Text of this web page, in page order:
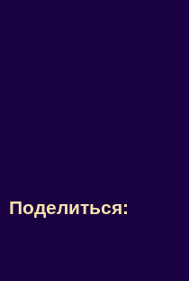
Поделиться: